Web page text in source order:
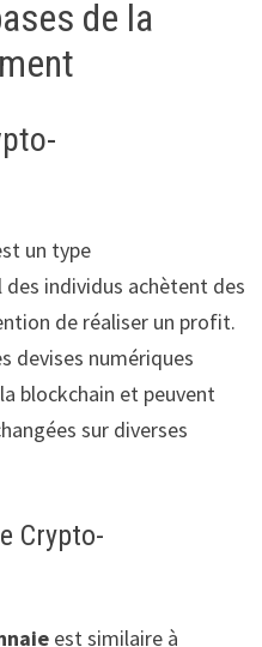
de la
un type
individus achètent des
de réaliser un profit.
devises numériques
blockchain et peuvent
sur diverses
Crypto-
est similaire à